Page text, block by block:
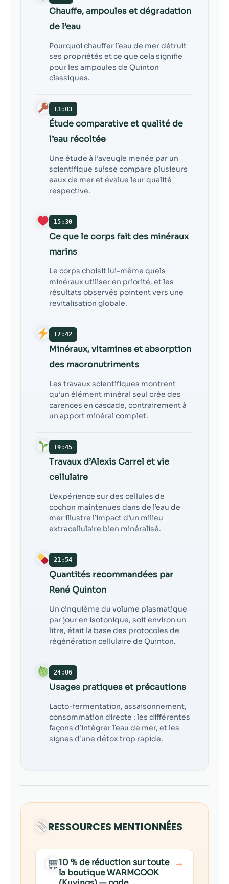
Chauffe, ampoules et dégradation
de l’eau
Pourquoi chauffer l’eau de mer détruit
ses propriétés et ce que cela signifie
pour les ampoules de Quinton
classiques.
13:03
Étude comparative et qualité de
l’eau récoltée
Une étude à l’aveugle menée par un
scientifique suisse compare plusieurs
eaux de mer et évalue leur qualité
respective.
15:30
Ce que le corps fait des minéraux
marins
Le corps choisit lui-même quels
minéraux utiliser en priorité, et les
résultats observés pointent vers une
revitalisation globale.
17:42
Minéraux, vitamines et absorption
des macronutriments
Les travaux scientifiques montrent
qu’un élément minéral seul crée des
carences en cascade, contrairement à
un apport minéral complet.
19:45
Travaux d’Alexis Carrel et vie
cellulaire
L’expérience sur des cellules de
cochon maintenues dans de l’eau de
mer illustre l’impact d’un milieu
extracellulaire bien minéralisé.
21:54
Quantités recommandées par
René Quinton
Un cinquième du volume plasmatique
par jour en isotonique, soit environ un
litre, était la base des protocoles de
régénération cellulaire de Quinton.
24:06
Usages pratiques et précautions
Lacto-fermentation, assaisonnement,
consommation directe : les différentes
façons d’intégrer l’eau de mer, et les
signes d’une détox trop rapide.
RESSOURCES MENTIONNÉES
10 % de réduction sur toute
la boutique WARMCOOK
→